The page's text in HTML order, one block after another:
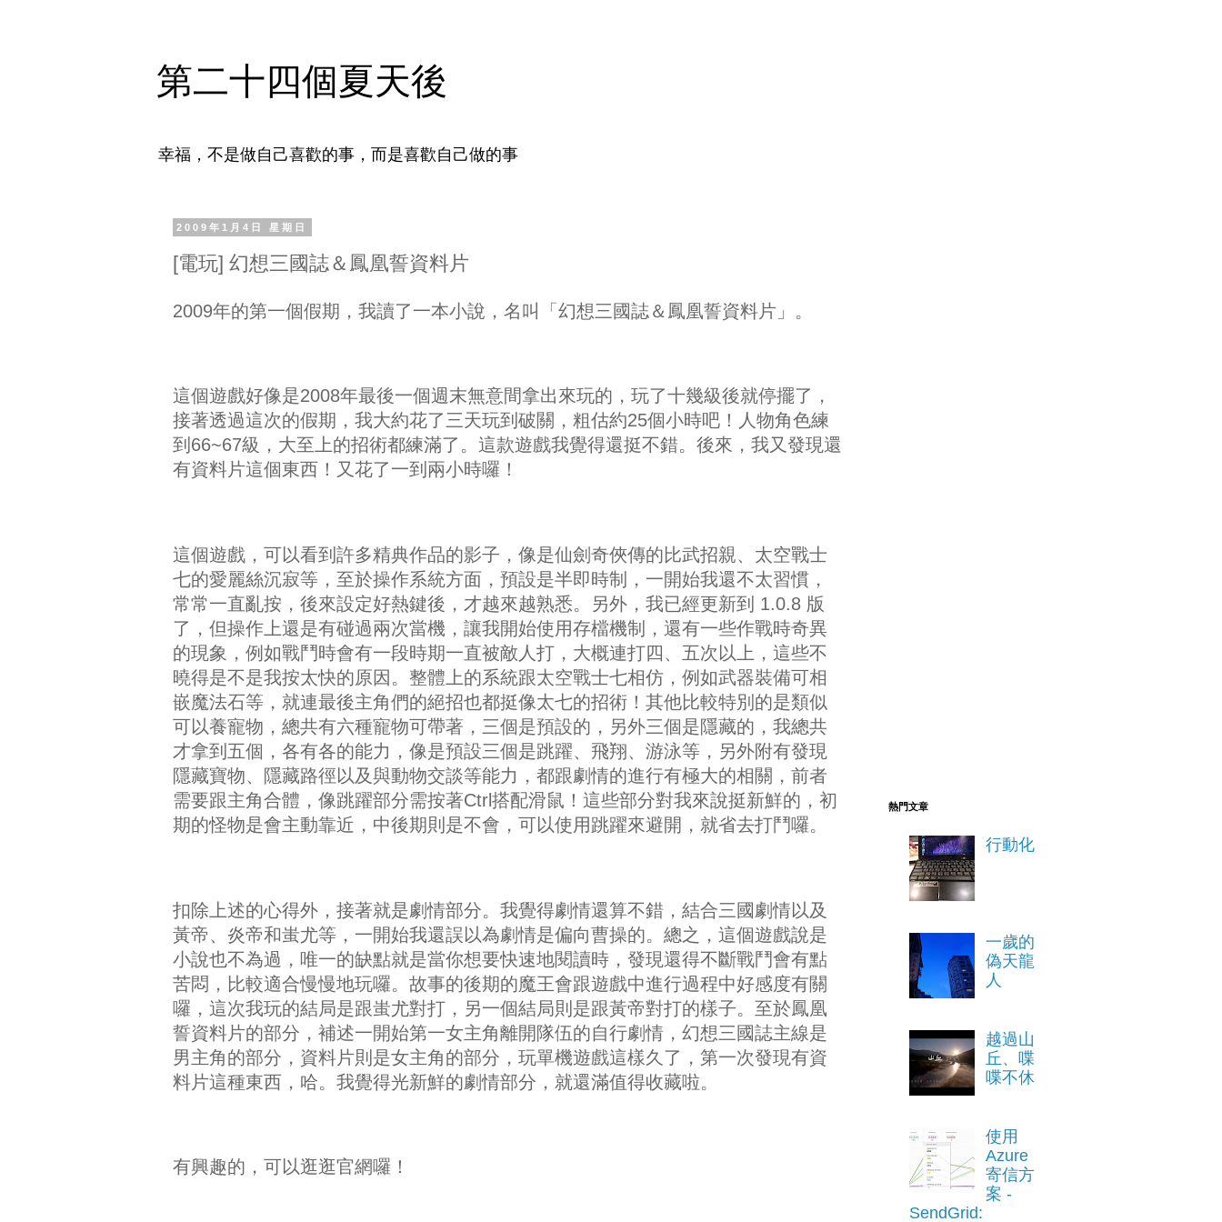
第二十四個夏天後
幸福，不是做自己喜歡的事，而是喜歡自己做的事
2009年1月4日 星期日
[電玩] 幻想三國誌＆鳳凰誓資料片
2009年的第一個假期，我讀了一本小說，名叫「幻想三國誌＆鳳凰誓資料片」。
這個遊戲好像是2008年最後一個週末無意間拿出來玩的，玩了十幾級後就停擺了，
接著透過這次的假期，我大約花了三天玩到破關，粗估約25個小時吧！人物角色練
到66~67級，大至上的招術都練滿了。這款遊戲我覺得還挺不錯。後來，我又發現還
有資料片這個東西！又花了一到兩小時囉！
這個遊戲，可以看到許多精典作品的影子，像是仙劍奇俠傳的比武招親、太空戰士
七的愛麗絲沉寂等，至於操作系統方面，預設是半即時制，一開始我還不太習慣，
常常一直亂按，後來設定好熱鍵後，才越來越熟悉。另外，我已經更新到 1.0.8 版
了，但操作上還是有碰過兩次當機，讓我開始使用存檔機制，還有一些作戰時奇異
的現象，例如戰鬥時會有一段時期一直被敵人打，大概連打四、五次以上，這些不
曉得是不是我按太快的原因。整體上的系統跟太空戰士七相仿，例如武器裝備可相
嵌魔法石等，就連最後主角們的絕招也都挺像太七的招術！其他比較特別的是類似
可以養寵物，總共有六種寵物可帶著，三個是預設的，另外三個是隱藏的，我總共
才拿到五個，各有各的能力，像是預設三個是跳躍、飛翔、游泳等，另外附有發現
隱藏寶物、隱藏路徑以及與動物交談等能力，都跟劇情的進行有極大的相關，前者
需要跟主角合體，像跳躍部分需按著Ctrl搭配滑鼠！這些部分對我來說挺新鮮的，初
期的怪物是會主動靠近，中後期則是不會，可以使用跳躍來避開，就省去打鬥囉。
扣除上述的心得外，接著就是劇情部分。我覺得劇情還算不錯，結合三國劇情以及
黃帝、炎帝和蚩尤等，一開始我還誤以為劇情是偏向曹操的。總之，這個遊戲說是
小說也不為過，唯一的缺點就是當你想要快速地閱讀時，發現還得不斷戰鬥會有點
苦悶，比較適合慢慢地玩囉。故事的後期的魔王會跟遊戲中進行過程中好感度有關
囉，這次我玩的結局是跟蚩尤對打，另一個結局則是跟黃帝對打的樣子。至於鳳凰
誓資料片的部分，補述一開始第一女主角離開隊伍的自行劇情，幻想三國誌主線是
男主角的部分，資料片則是女主角的部分，玩單機遊戲這樣久了，第一次發現有資
料片這種東西，哈。我覺得光新鮮的劇情部分，就還滿值得收藏啦。
有興趣的，可以逛逛官網囉！
熱門文章
行動化
一歲的
偽天龍
人
越過山
丘、喋
喋不休
使用
Azure
寄信方
案 -
SendGrid: